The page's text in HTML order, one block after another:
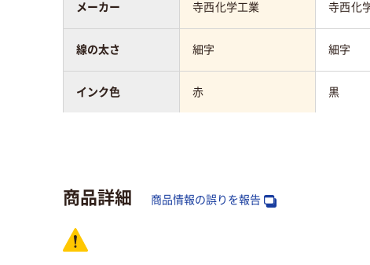
寺西化学工業 寺西化
細字 細字
赤 黒
メーカー
線の太さ
インク色
形状
商品詳細 商品情報の誤りを報告